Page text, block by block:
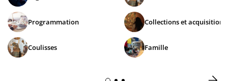
Programmation
Coulisses
Collections et acquisitions
Famille